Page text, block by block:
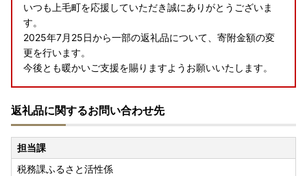
いつも上毛町を応援していただき誠にありがとうございま
す。
2025年7月25日から一部の返礼品について、寄附金額の変
更を行います。
今後とも暖かいご支援を賜りますようお願いいたします。
返礼品に関するお問い合わせ先
担当課
税務課ふるさと活性係